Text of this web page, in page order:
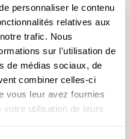
personnaliser le contenu
relatives aux
trafic. Nous
sur l'utilisation de
de médias sociaux, de
combiner celles-ci
vous leur avez fournies
utilisation de leurs
uns sur les autres. S’il
on range
dans le sac à dos.
ou lorsque le temps
veste en un clin d’œil.
chauds et une
pluie sont